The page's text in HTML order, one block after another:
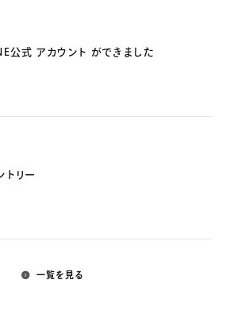
公式 アカウント ができました
トリー
一覧を見る